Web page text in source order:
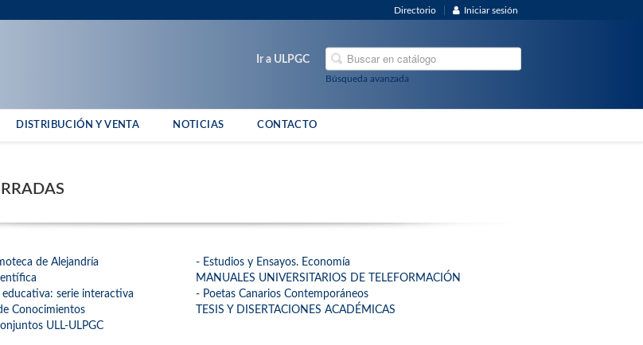
Directorio Iniciar sesión
Búsqueda avanzada
Ir a ULPGC
DISTRIBUCIÓN Y VENTA NOTICIAS CONTACTO
de Alejandría
serie interactiva
Conocimientos
ULL-ULPGC
- Estudios y Ensayos. Economía
MANUALES UNIVERSITARIOS DE TELEFORMACIÓN
- Poetas Canarios Contemporáneos
TESIS Y DISERTACIONES ACADÉMICAS